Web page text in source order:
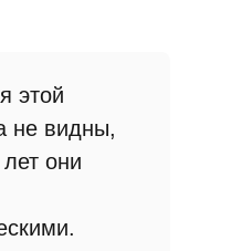
этой
не видны,
они